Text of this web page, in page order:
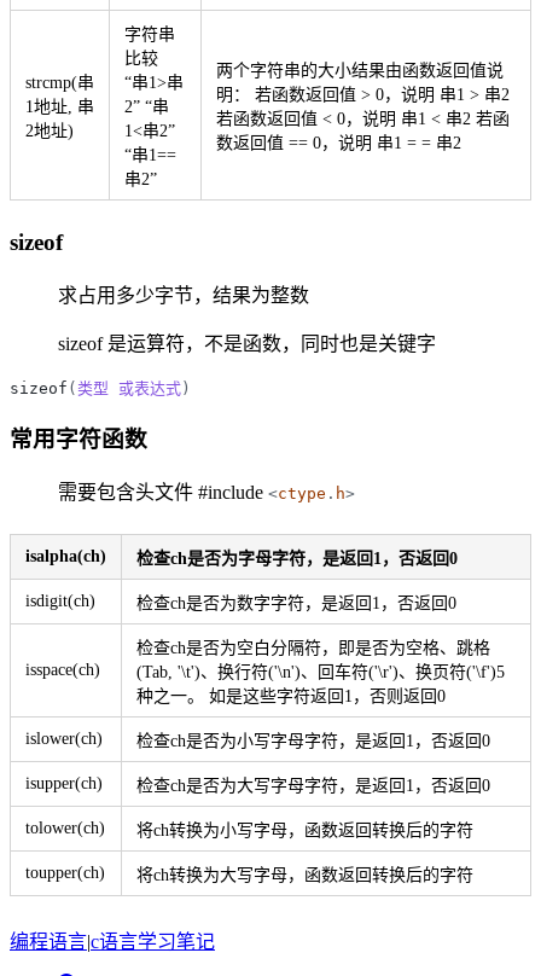
strcmp(串
1地址, 串
2地址)
字符串
比较
“串1>串
2” “串
1<串2”
“串1==
串2”
两个字符串的大小结果由函数返回值说
明： 若函数返回值 > 0，说明 串1 > 串2
若函数返回值 < 0，说明 串1 < 串2 若函
数返回值 == 0，说明 串1 = = 串2
sizeof
求占用多少字节，结果为整数
sizeof 是运算符，不是函数，同时也是关键字
sizeof ( 类型 或表达式)
常用字符函数
需要包含头文件 #include <ctype . h>
isalpha(ch) 检查ch是否为字母字符，是返回1，否返回0
isdigit(ch) 检查ch是否为数字字符，是返回1，否返回0
isspace(ch)
检查ch是否为空白分隔符，即是否为空格、跳格
(Tab, '\t')、换行符('\n')、回车符('\r')、换页符('\f')5
种之一。 如是这些字符返回1，否则返回0
islower(ch) 检查ch是否为小写字母字符，是返回1，否返回0
isupper(ch) 检查ch是否为大写字母字符，是返回1，否返回0
tolower(ch) 将ch转换为小写字母，函数返回转换后的字符
toupper(ch) 将ch转换为大写字母，函数返回转换后的字符
编程语言|c语言学习笔记